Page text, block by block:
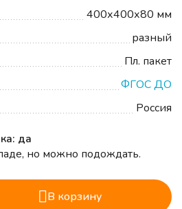
400х400х80 мм
разный
Пл. пакет
ФГОС ДО
Россия
да
но можно подождать.
В корзину